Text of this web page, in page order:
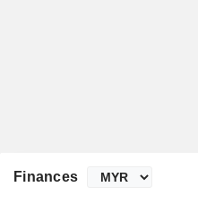
Finances